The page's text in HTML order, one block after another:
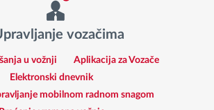
vozačima
u vožnji
Aplikacija za Vozače
Elektronski dnevnik
mobilnom radnom snagom